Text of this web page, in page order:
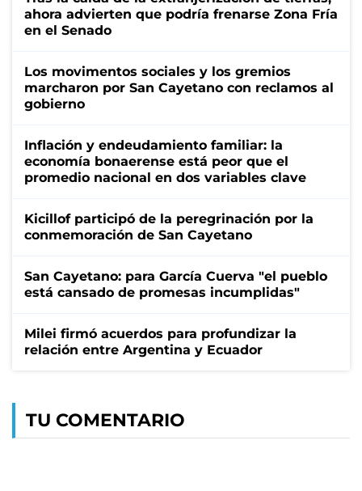
ahora advierten que podría frenarse Zona Fría
en el Senado
Los movimentos sociales y los gremios
marcharon por San Cayetano con reclamos al
gobierno
Inflación y endeudamiento familiar: la
economía bonaerense está peor que el
promedio nacional en dos variables clave
Kicillof participó de la peregrinación por la
conmemoración de San Cayetano
San Cayetano: para García Cuerva "el pueblo
está cansado de promesas incumplidas"
Milei firmó acuerdos para profundizar la
relación entre Argentina y Ecuador
TU COMENTARIO